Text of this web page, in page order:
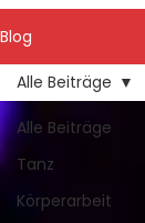
Blog
Alle Beiträge
Tanz
Körperarbeit
Alle Beiträge